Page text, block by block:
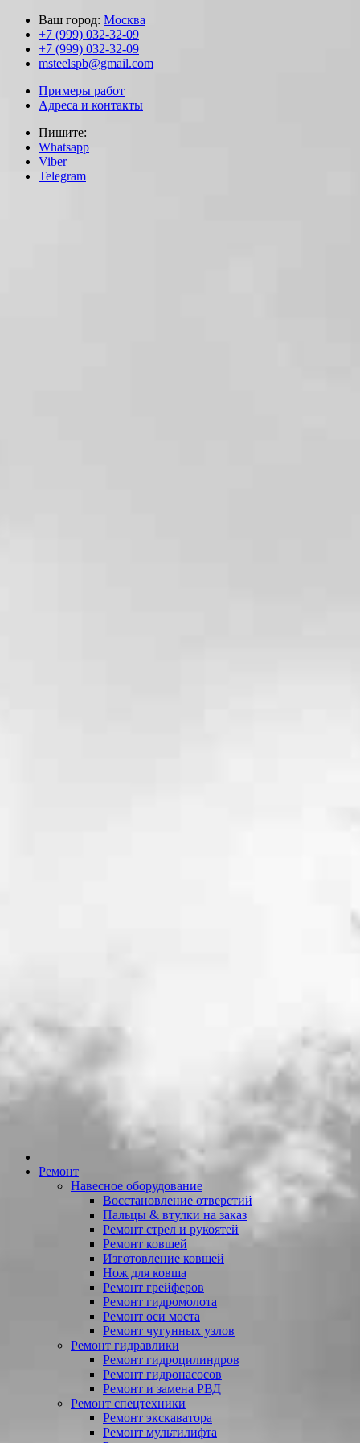
Ваш город: Москва
+7 (999) 032-32-09
+7 (999) 032-32-09
msteelspb@gmail.com
Примеры работ
Адреса и контакты
Пишите:
Whatsapp
Viber
Telegram
Ремонт
Навесное оборудование
Восстановление отверстий
Пальцы & втулки на заказ
Ремонт стрел и рукоятей
Ремонт ковшей
Изготовление ковшей
Нож для ковша
Ремонт грейферов
Ремонт гидромолота
Ремонт оси моста
Ремонт чугунных узлов
Ремонт гидравлики
Ремонт гидроцилиндров
Ремонт гидронасосов
Ремонт и замена РВД
Ремонт спецтехники
Ремонт экскаватора
Ремонт мультилифта